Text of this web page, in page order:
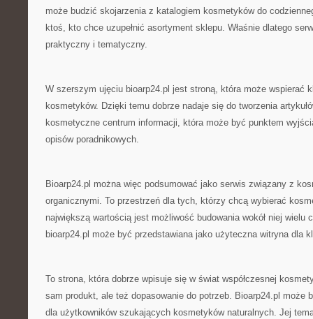
może budzić skojarzenia z katalogiem kosmetyków do
ktoś, kto chce uzupełnić asortyment sklepu. Właśnie dlatego
praktyczny i tematyczny.
W szerszym ujęciu bioarp24.pl jest stroną, która może wspierać
kosmetyków. Dzięki temu dobrze nadaje się do tworzenia
kosmetyczne centrum informacji, która może być punktem
opisów poradnikowych.
Bioarp24.pl można więc podsumować jako serwis związany z
organicznymi. To przestrzeń dla tych, którzy chcą wybierać
największą wartością jest możliwość budowania wokół niej wielu
bioarp24.pl może być przedstawiana jako użyteczna witryna dla
To strona, która dobrze wpisuje się w świat współczesnej
sam produkt, ale też dopasowanie do potrzeb. Bioarp24.pl może
dla użytkowników szukających kosmetyków naturalnych. Jej